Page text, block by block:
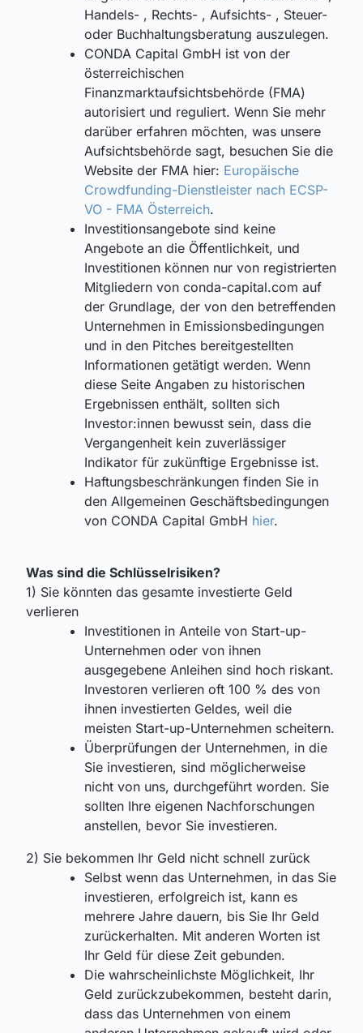
Handels- , Rechts- , Aufsichts- , Steuer-
oder Buchhaltungsberatung auszulegen.
CONDA Capital GmbH ist von der
österreichischen
Finanzmarktaufsichtsbehörde (FMA)
autorisiert und reguliert. Wenn Sie mehr
darüber erfahren möchten, was unsere
Aufsichtsbehörde sagt, besuchen Sie die
Website der FMA hier: Europäische
Crowdfunding-Dienstleister nach ECSP-
VO - FMA Österreich.
Investitionsangebote sind keine
Angebote an die Öffentlichkeit, und
Investitionen können nur von registrierten
Mitgliedern von conda-capital.com auf
der Grundlage, der von den betreffenden
Unternehmen in Emissionsbedingungen
und in den Pitches bereitgestellten
Informationen getätigt werden. Wenn
diese Seite Angaben zu historischen
Ergebnissen enthält, sollten sich
Investor:innen bewusst sein, dass die
Vergangenheit kein zuverlässiger
Indikator für zukünftige Ergebnisse ist.
Haftungsbeschränkungen finden Sie in
den Allgemeinen Geschäftsbedingungen
von CONDA Capital GmbH hier.
Was sind die Schlüsselrisiken?
1) Sie könnten das gesamte investierte Geld
verlieren
Investitionen in Anteile von Start-up-
Unternehmen oder von ihnen
ausgegebene Anleihen sind hoch riskant.
Investoren verlieren oft 100 % des von
ihnen investierten Geldes, weil die
meisten Start-up-Unternehmen scheitern.
Überprüfungen der Unternehmen, in die
Sie investieren, sind möglicherweise
nicht von uns, durchgeführt worden. Sie
sollten Ihre eigenen Nachforschungen
anstellen, bevor Sie investieren.
2) Sie bekommen Ihr Geld nicht schnell zurück
Selbst wenn das Unternehmen, in das Sie
investieren, erfolgreich ist, kann es
mehrere Jahre dauern, bis Sie Ihr Geld
zurückerhalten. Mit anderen Worten ist
Ihr Geld für diese Zeit gebunden.
Die wahrscheinlichste Möglichkeit, Ihr
Geld zurückzubekommen, besteht darin,
dass das Unternehmen von einem